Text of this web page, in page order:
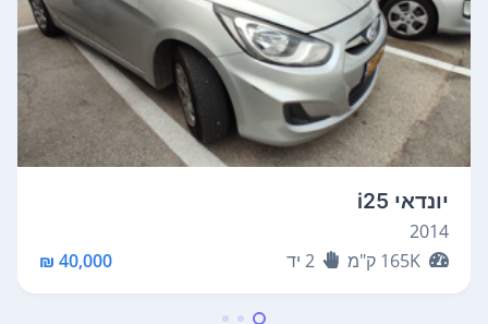
יונדאי i25
2014
165K ק"מ 2 יד 40,000 ₪